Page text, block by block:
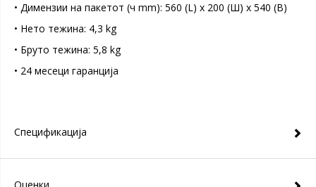
• Димензии на пакетот (ч mm): 560 (L) x 200 (Ш) x 540 (В)
• Нето тежина: 4,3 kg
• Бруто тежина: 5,8 kg
• 24 месеци гаранција
Спецификација